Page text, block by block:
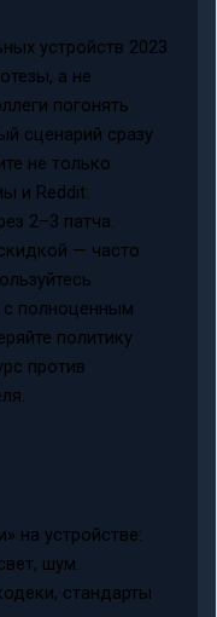
устройств 2023
а не
погонять
сценарий сразу
не только
и Reddit:
2–3 патча.
— часто
с полноценным
политику
против
на устройстве:
шум.
стандарты